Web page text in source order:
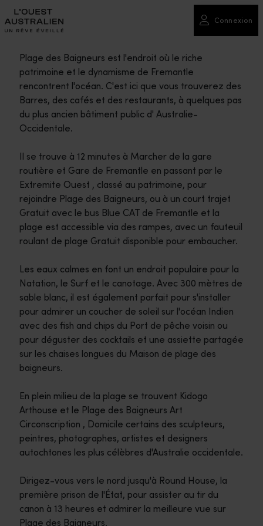
Connexion
Plage des Baigneurs est l'endroit où le riche
patrimoine et le dynamisme de Fremantle
rencontrent l'océan. C'est ici que vous trouverez des
Barres, des cafés et des restaurants, à quelques pas
du plus ancien bâtiment public d' Australie-
Occidentale.
Il se trouve à 12 minutes à Marcher de la gare
routière et Gare de Fremantle en passant par le
Extremite Ouest , classé au patrimoine, pour
rejoindre Plage des Baigneurs, ou à un court trajet
Gratuit avec le bus Blue CAT de Fremantle et la
plage est accessible via des rampes, avec un fauteuil
roulant de plage Gratuit disponible pour embaucher.
Les eaux calmes en font un endroit populaire pour la
Natation, le Surf et le canotage. Avec 300 mètres de
sable blanc, il est également parfait pour s'installer
pour admirer un coucher de soleil sur l'océan Indien
avec des fish and chips du Port de pêche voisin ou
pour déguster des cocktails et une assiette partagée
sur les chaises longues du Maison de plage des
baigneurs.
En plein milieu de la plage se trouvent Kidogo
Arthouse et le Plage des Baigneurs Art
Circonscription , Domicile certains des sculpteurs,
peintres, photographes, artistes et designers
autochtones les plus célèbres d'Australie occidentale.
Dirigez-vous vers le nord jusqu'à Round House, la
première prison de l'État, pour assister au tir du
canon à 13 heures et admirer la meilleure vue sur
Plage des Baigneurs.